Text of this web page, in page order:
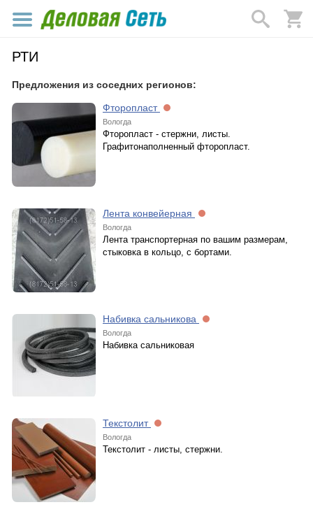
РТИ
Предложения из соседних регионов:
Фторопласт
Вологда
Фторопласт - стержни, листы.
Графитонаполненный фторопласт.
Лента конвейерная
Вологда
Лента транспортерная по вашим размерам,
стыковка в кольцо, с бортами.
Набивка сальникова
Вологда
Набивка сальниковая
Текстолит
Вологда
Текстолит - листы, стержни.